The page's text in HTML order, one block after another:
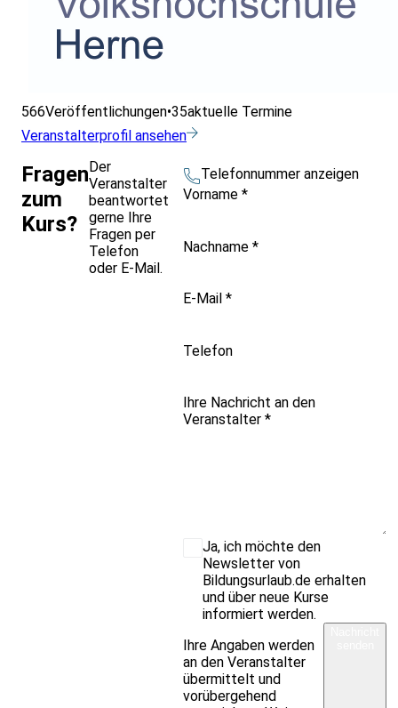
566Veröffentlichungen•35aktuelle Termine
Veranstalterprofil ansehen
Fragen
zum
Kurs?
Der
Veranstalter
beantwortet
gerne Ihre
Fragen per
Telefon
oder E-Mail.
Telefonnummer anzeigen
Vorname *
Nachname *
E-Mail *
Telefon
Ihre Nachricht an den
Veranstalter *
Ja, ich möchte den
Newsletter von
Bildungsurlaub.de erhalten
und über neue Kurse
informiert werden.
Ihre Angaben werden
an den Veranstalter
übermittelt und
vorübergehend